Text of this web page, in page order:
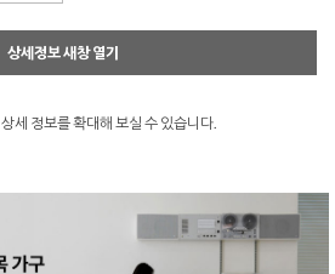
상세정보 새창 열기
상세 정보를 확대해 보실 수 있습니다.